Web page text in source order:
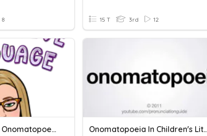
8 15 T 3rd 12
Fig Lang Review Onomatopoeia, Idiom, Simile, Metaphor, Hyperbole Onomatopoeia